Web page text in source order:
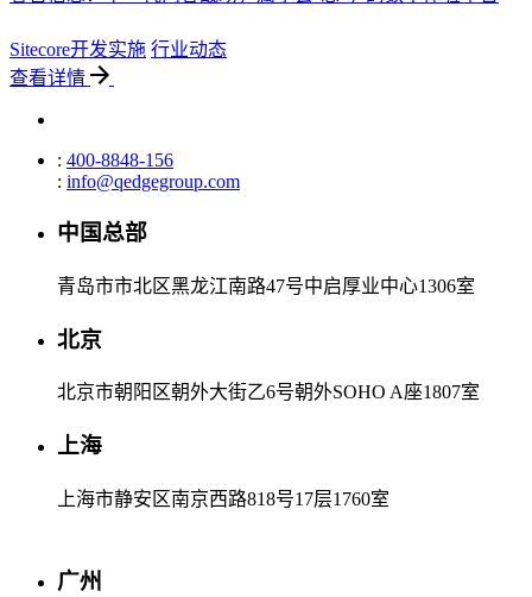
Sitecore开发实施 行业动态
查看详情
: 400-8848-156
: info@qedgegroup.com
中国总部
青岛市市北区黑龙江南路47号中启厚业中心1306室
北京
北京市朝阳区朝外大街乙6号朝外SOHO A座1807室
上海
上海市静安区南京西路818号17层1760室
广州